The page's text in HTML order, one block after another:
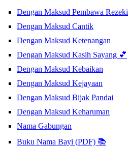
Dengan Maksud Pembawa Rezeki
Dengan Maksud Cantik
Dengan Maksud Ketenangan
Dengan Maksud Kasih Sayang 💕
Dengan Maksud Kebaikan
Dengan Maksud Kejayaan
Dengan Maksud Bijak Pandai
Dengan Maksud Keharuman
Nama Gabungan
Buku Nama Bayi (PDF) 📚